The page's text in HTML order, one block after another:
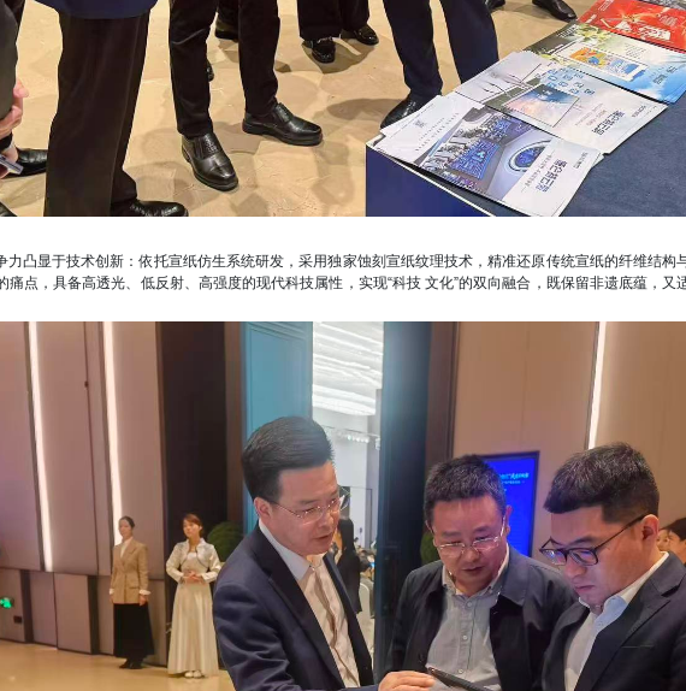
力凸显于技术创新：依托宣纸仿生系统研发，采用独家蚀刻宣纸纹理技术，精准还原传统宣纸的纤维结构
点，具备高透光、低反射、 高强度的现代科技属性，实现“科技 文化”的双向融合，既保留非遗底蕴，又